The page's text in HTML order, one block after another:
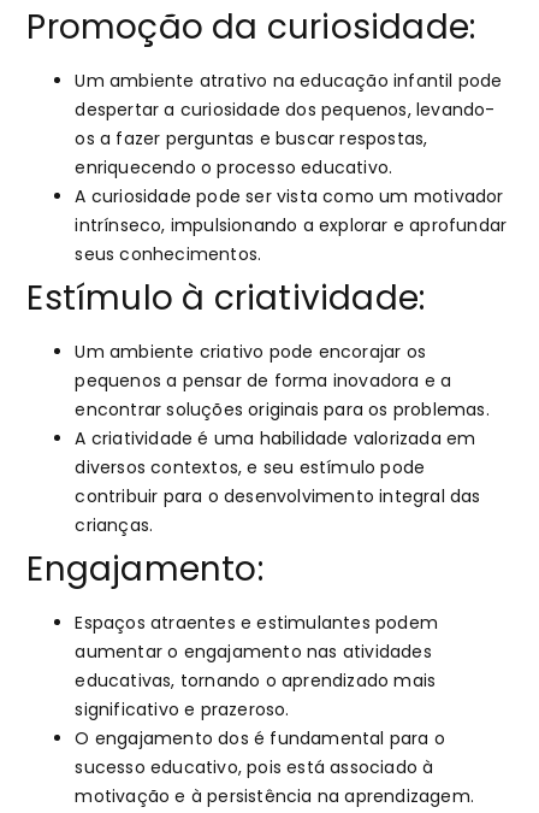
Promoção da curiosidade:
Um ambiente atrativo na educação infantil pode
despertar a curiosidade dos pequenos, levando-
os a fazer perguntas e buscar respostas,
enriquecendo o processo educativo.
A curiosidade pode ser vista como um motivador
intrínseco, impulsionando a explorar e aprofundar
seus conhecimentos.
Estímulo à criatividade:
Um ambiente criativo pode encorajar os
pequenos a pensar de forma inovadora e a
encontrar soluções originais para os problemas.
A criatividade é uma habilidade valorizada em
diversos contextos, e seu estímulo pode
contribuir para o desenvolvimento integral das
crianças.
Engajamento:
Espaços atraentes e estimulantes podem
aumentar o engajamento nas atividades
educativas, tornando o aprendizado mais
significativo e prazeroso.
O engajamento dos é fundamental para o
sucesso educativo, pois está associado à
motivação e à persistência na aprendizagem.